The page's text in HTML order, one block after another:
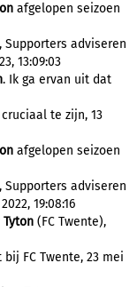
afgelopen seizoen
adviseren
13:09:03
. Ik ga ervan uit dat
te zijn, 13
afgelopen seizoen
adviseren
19:08:16
Tyton (FC Twente),
FC Twente, 23 mei